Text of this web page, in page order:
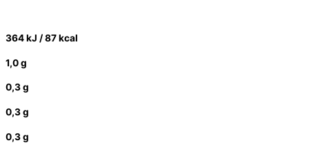
364 kJ / 87 kcal
1,0 g
0,3 g
0,3 g
0,3 g